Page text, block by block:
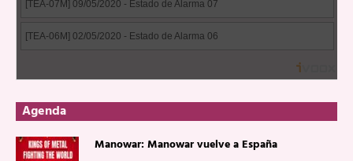
Agenda
Manowar: Manowar vuelve a España